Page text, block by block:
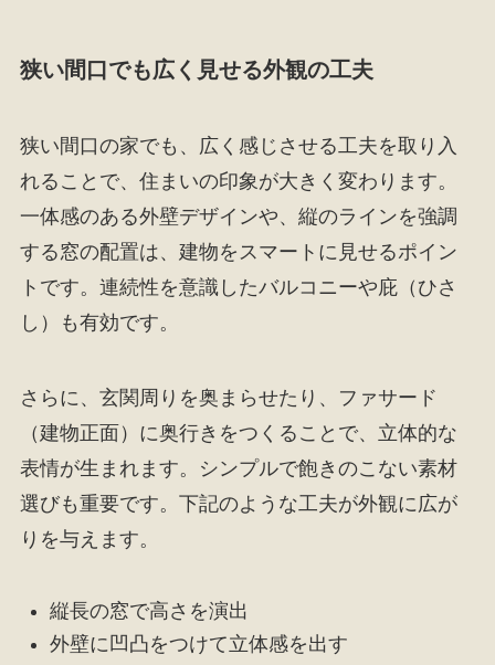
狭い間口でも広く見せる外観の工夫
狭い間口の家でも、広く感じさせる工夫を取り入
れることで、住まいの印象が大きく変わります。
一体感のある外壁デザインや、縦のラインを強調
する窓の配置は、建物をスマートに見せるポイン
トです。連続性を意識したバルコニーや庇（ひさ
し）も有効です。
さらに、玄関周りを奥まらせたり、ファサード
（建物正面）に奥行きをつくることで、立体的な
表情が生まれます。シンプルで飽きのこない素材
選びも重要です。下記のような工夫が外観に広が
りを与えます。
縦長の窓で高さを演出
外壁に凹凸をつけて立体感を出す